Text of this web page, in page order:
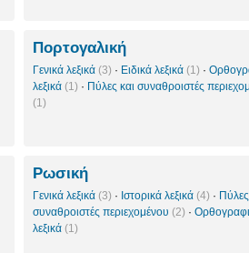
Πορτογαλική
Γενικά λεξικά (3) · Ειδικά λεξικά (1) ·
λεξικά (1) · Πύλες και συναθροιστές
(1)
Ρωσική
Γενικά λεξικά (3) · Ιστορικά λεξικά (4) ·
συναθροιστές περιεχομένου (2) ·
λεξικά (1)